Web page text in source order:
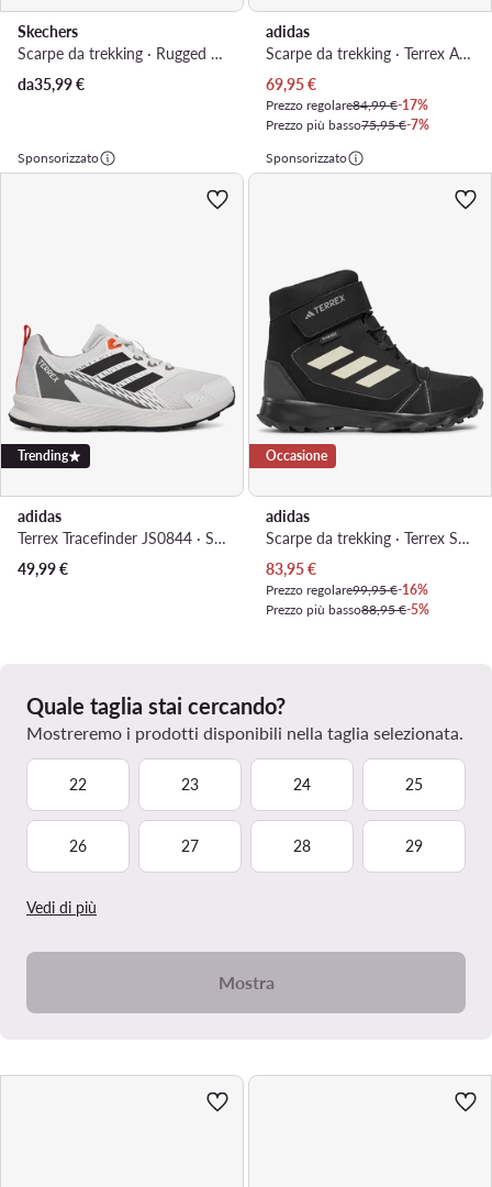
Skechers
Scarpe da trekking · Rugged Ranger 406411L · Nero
da35,99€
adidas
Scarpe da trekking · Terrex Ax4r Mid Rain.Rdy IF6517 · Nero
Prezzo attuale
69,95€
Prezzo regolare84,99 €-17%
Prezzo più basso75,95 €-7%
Sponsorizzato
Trending
adidas
Terrex Tracefinder JS0844 · Scarpe da trekking
49,99€
Sponsorizzato
Occasione
adidas
Scarpe da trekking · Terrex Snow Cf Rain.Rdy IF7495 · Nero
Prezzo attuale
83,95€
Prezzo regolare99,95 €-16%
Prezzo più basso88,95 €-5%
Quale taglia stai cercando?
Mostreremo i prodotti disponibili nella taglia selezionata.
22 23 24 25
26 27 28 29
Vedi di più
Mostra